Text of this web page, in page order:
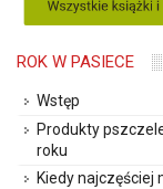
ROK W PASIECE
Wstęp
Produkty
roku
Kiedy najczęściej